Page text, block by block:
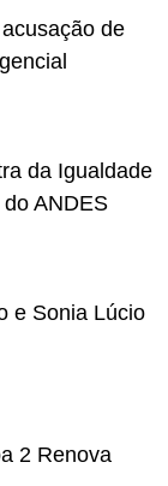
de
da Igualdade
ANDES
e Sonia Lúcio
2 Renova